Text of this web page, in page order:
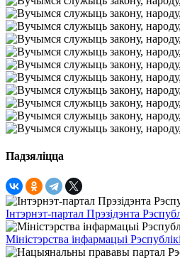
Падзяліцца
Інтэрнэт-партал Прэзідэнта
Міністэрства інфармацыі